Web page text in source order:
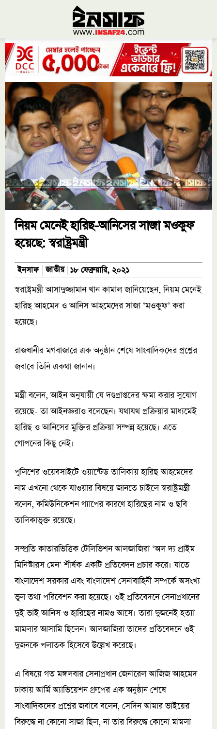
নিয়ম মেনেই হারিছ-আনিসের সাজা মওকুফ
হয়েছে: স্বরাষ্ট্রমন্ত্রী
ইনসাফ জাতীয় ১৮ ফেব্রুয়ারি, ২০২১
স্বরাষ্ট্রমন্ত্রী আসাদুজ্জামান খান কামাল জানিয়েছেন, নিয়ম মেনেই
হারিছ আহমেদ ও আনিস আহমেদের সাজা ‘মওকুফ’ করা
হয়েছে।
রাজধানীর মগবাজারে এক অনুষ্ঠান শেষে সাংবাদিকদের প্রশ্নের
জবাবে তিনি একথা জানান।
মন্ত্রী বলেন, আইন অনুযায়ী যে দণ্ডপ্রাপ্তদের ক্ষমা করার সুযোগ
রয়েছে- তা আইনজ্ঞরাও বলেছেন। যথাযথ প্রক্রিয়ার মাধ্যমেই
হারিছ ও আনিসের মুক্তির প্রক্রিয়া সম্পন্ন হয়েছে। এতে
গোপনের কিছু নেই।
পুলিশের ওয়েবসাইটে ওয়ান্টেড তালিকায় হারিছ আহমেদের
নাম এখনো থেকে যাওয়ার বিষয়ে জানতে চাইলে স্বরাষ্ট্রমন্ত্রী
বলেন, কমিউনিকেশন গ্যাপের কারণে হারিছের নাম ও ছবি
তালিকাভুক্ত রয়েছে।
সম্প্রতি কাতারভিত্তিক টেলিভিশন আলজাজিরা ‘অল দ্য প্রাইম
মিনিস্টারস মেন’ শীর্ষক একটি প্রতিবেদন প্রচার করে। যাতে
বাংলাদেশ সরকার এবং বাংলাদেশ সেনাবাহিনী সম্পর্কে অসংখ্য
ভুল তথ্য পরিবেশন করা হয়েছে। ওই প্রতিবেদনে সেনাপ্রধানের
দুই ভাই আনিস ও হারিছের নামও আসে। তারা দুজনেই হত্যা
মামলার আসামি ছিলেন। আলজাজিরা তাদের প্রতিবেদনে ওই
দুজনকে পলাতক হিসেবে উল্লেখ করেছে।
এ বিষয়ে গত মঙ্গলবার সেনাপ্রধান জেনারেল আজিজ আহমেদ
ঢাকায় আর্মি অ্যাভিয়েশন গ্রুপের এক অনুষ্ঠান শেষে
সাংবাদিকদের প্রশ্নের জবাবে বলেন, সেদিন আমার ভাইয়ের
বিরুদ্ধে না কোনো সাজা ছিল, না তার বিরুদ্ধে কোনো মামলা